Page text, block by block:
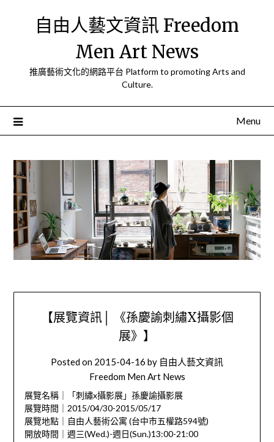
自由人藝文資訊 Freedom
Men Art News
推廣藝術文化的網路平台 Platform to promoting Arts and
Culture.
Menu
【展覽資訊│ 《孫慶諭刺繡X攝影個
展》】
Posted on 2015-04-16 by 自由人藝文資訊
Freedom Men Art News
展覽名稱｜「刺繡x攝影展」孫慶諭攝影展
展覽時間｜2015/04/30-2015/05/17
展覽地點｜自由人藝術公寓 (台中市五權路594號)
開放時間｜週三(Wed.)-週日(Sun.)13:00-21:00